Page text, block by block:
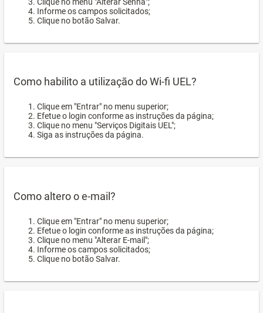
Informe os campos solicitados;
Clique no botão Salvar.
Como habilito a utilização do Wi-fi UEL?
Clique em "Entrar" no menu superior;
Efetue o login conforme as instruções da página;
Clique no menu "Serviços Digitais UEL";
Siga as instruções da página.
Como altero o e-mail?
Clique em "Entrar" no menu superior;
Efetue o login conforme as instruções da página;
Clique no menu "Alterar E-mail";
Informe os campos solicitados;
Clique no botão Salvar.